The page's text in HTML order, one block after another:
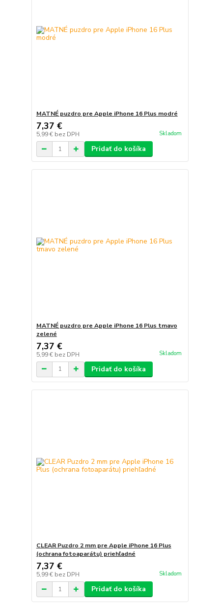
MATNÉ puzdro pre Apple iPhone 16 Plus modré
7,37 €
5,99 € bez DPH Skladom
Pridať do košíka
MATNÉ puzdro pre Apple iPhone 16 Plus tmavo
zelené
7,37 €
5,99 € bez DPH Skladom
Pridať do košíka
CLEAR Puzdro 2 mm pre Apple iPhone 16 Plus
(ochrana fotoaparátu) priehľadné
7,37 €
5,99 € bez DPH Skladom
Pridať do košíka